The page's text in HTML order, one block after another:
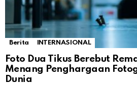
Berita INTERNASIONAL
Foto Dua Tikus Berebut
Menang Penghargaan
Dunia